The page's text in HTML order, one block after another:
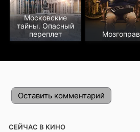
Московские
тайны. Опасный
переплет
Мозгоправ
Оставить комментарий
СЕЙЧАС В КИНО